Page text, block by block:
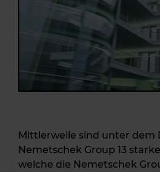
Mittlerweile sind unter dem
Nemetschek Group 13
welche die Nemetschek